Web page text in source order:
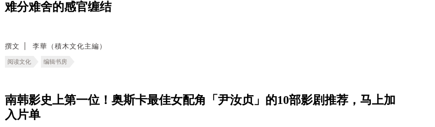
难分难舍的感官缠结
撰文 李華（積木文化主編）
阅读文化 编辑书房
南韩影史上第一位！奥斯卡最佳女配角「尹汝贞」的10部影剧推荐，马上加
入片单